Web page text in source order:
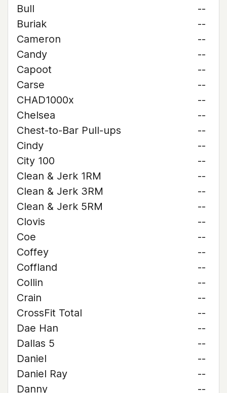
Bull
--
Buriak
--
Cameron
--
Candy
--
Capoot
--
Carse
--
CHAD1000x
--
Chelsea
--
Chest-to-Bar Pull-ups
--
Cindy
--
City 100
--
Clean & Jerk 1RM
--
Clean & Jerk 3RM
--
Clean & Jerk 5RM
--
Clovis
--
Coe
--
Coffey
--
Coffland
--
Collin
--
Crain
--
CrossFit Total
--
Dae Han
--
Dallas 5
--
Daniel
--
Daniel Ray
--
Danny
--